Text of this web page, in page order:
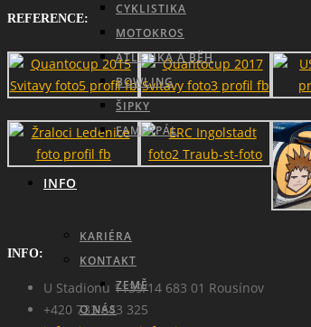
CYKLISTIKA
MOTOKROS
ATLETIKA A BĚH
BOWLING
ŠIPKY
FAMFRPÁL
INFO
KARIÉRA
KONTAKT
ZEMĚ
O NÁS
REFERENCE:
INFO:
U Stadionu 1139/14 683 01 Rousínov
+420 733 643 325